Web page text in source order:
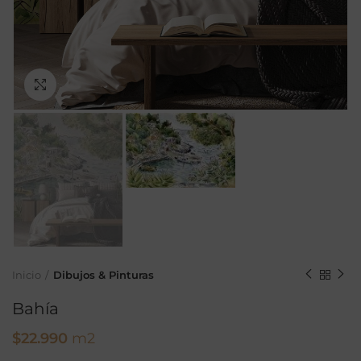
Ampliar
Inicio Dibujos & Pinturas
Bahía
$22.990 m2